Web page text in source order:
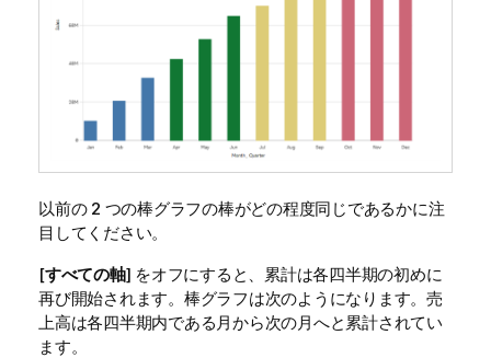
以前の 2 つの棒グラフの棒がどの程度同じであるかに注
目してください。
[すべての軸] をオフにすると、累計は各四半期の初めに
再び開始されます。棒グラフは次のようになります。売
上高は各四半期内である月から次の月へと累計されてい
ます。